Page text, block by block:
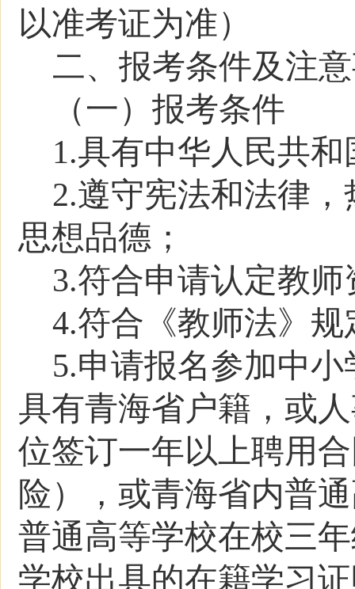
以准考证为准）
二、报考条件及注
（一）报考条件
1.具有中华人民共
2.遵守宪法和法律
思想品德；
3.符合申请认定教
4.符合《教师法》
5.申请报名参加中
具有青海省户籍，或
位签订一年以上聘用
险），或青海省内普
普通高等学校在校三
学校出具的在籍学习